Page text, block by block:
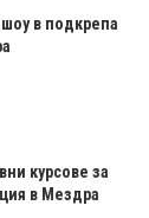
в подкрепа
курсове за
в Мездра